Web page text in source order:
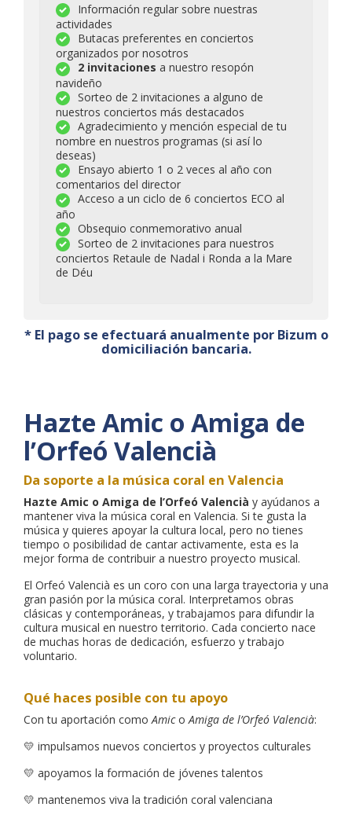
Información regular sobre nuestras
actividades
Butacas preferentes en conciertos
organizados por nosotros
2 invitaciones a nuestro resopón
navideño
Sorteo de 2 invitaciones a alguno de
nuestros conciertos más destacados
Agradecimiento y mención especial de tu
nombre en nuestros programas (si así lo
deseas)
Ensayo abierto 1 o 2 veces al año con
comentarios del director
Acceso a un ciclo de 6 conciertos ECO al
año
Obsequio conmemorativo anual
Sorteo de 2 invitaciones para nuestros
conciertos Retaule de Nadal i Ronda a la Mare
de Déu
* El pago se efectuará anualmente por Bizum o
domiciliación bancaria.
Hazte Amic o Amiga de
l’Orfeó Valencià
Da soporte a la música coral en Valencia
Hazte Amic o Amiga de l’Orfeó Valencià y ayúdanos a
mantener viva la música coral en Valencia. Si te gusta la
música y quieres apoyar la cultura local, pero no tienes
tiempo o posibilidad de cantar activamente, esta es la
mejor forma de contribuir a nuestro proyecto musical.
El Orfeó Valencià es un coro con una larga trayectoria y una
gran pasión por la música coral. Interpretamos obras
clásicas y contemporáneas, y trabajamos para difundir la
cultura musical en nuestro territorio. Cada concierto nace
de muchas horas de dedicación, esfuerzo y trabajo
voluntario.
Qué haces posible con tu apoyo
Con tu aportación comoAmicoAmiga de l’Orfeó Valencià:
💛 impulsamos nuevos conciertos y proyectos culturales
💛 apoyamos la formación de jóvenes talentos
💛 mantenemos viva la tradición coral valenciana